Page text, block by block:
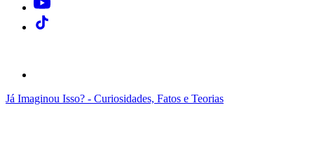
Já Imaginou Isso? - Curiosidades, Fatos e Teorias